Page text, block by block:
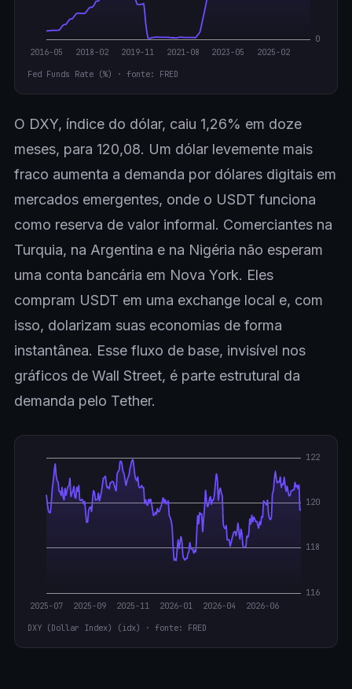
Fed Funds Rate (%) · fonte: FRED
O DXY, índice do dólar, caiu 1,26% em doze
meses, para 120,08. Um dólar levemente mais
fraco aumenta a demanda por dólares digitais em
mercados emergentes, onde o USDT funciona
como reserva de valor informal. Comerciantes na
Turquia, na Argentina e na Nigéria não esperam
uma conta bancária em Nova York. Eles
compram USDT em uma exchange local e, com
isso, dolarizam suas economias de forma
instantânea. Esse fluxo de base, invisível nos
gráficos de Wall Street, é parte estrutural da
demanda pelo Tether.
DXY (Dollar Index) (idx) · fonte: FRED